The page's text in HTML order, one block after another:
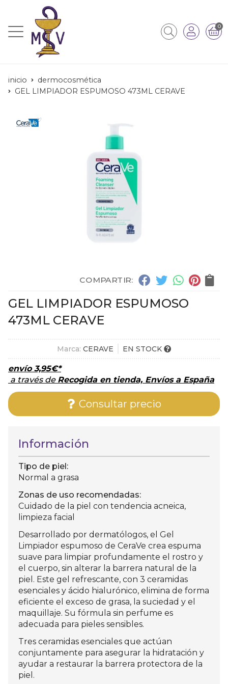
0
inicio
dermocosmética
GEL LIMPIADOR ESPUMOSO 473ML CERAVE
COMPARTIR:
GEL LIMPIADOR ESPUMOSO
473ML CERAVE
Marca: CERAVE EN STOCK
envío3,95€*
a través de Recogida en tienda, Envíos a España
Consultar precio
Información
Tipo de piel:
Normal a grasa
Zonas de uso recomendadas:
Cuidado de la piel con tendencia acneica,
limpieza facial
Desarrollado por dermatólogos, el Gel
Limpiador espumoso de CeraVe crea espuma
suave para limpiar profundamente el rostro y
el cuerpo, sin alterar la barrera natural de la
piel. Este gel refrescante, con 3 ceramidas
esenciales y ácido hialurónico, elimina de forma
eficiente el exceso de grasa, la suciedad y el
maquillaje. Su fórmula sin perfume es
adecuada para pieles sensibles.
Tres ceramidas esenciales que actúan
conjuntamente para asegurar la hidratación y
ayudar a restaurar la barrera protectora de la
piel.